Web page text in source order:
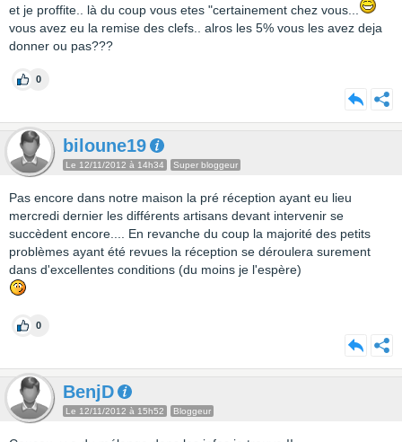
et je proffite.. là du coup vous etes "certainement chez vous...
vous avez eu la remise des clefs.. alros les 5% vous les avez deja
donner ou pas???
0
biloune19
Le 12/11/2012 à 14h34 Super bloggeur
Pas encore dans notre maison la pré réception ayant eu lieu
mercredi dernier les différents artisans devant intervenir se
succèdent encore.... En revanche du coup la majorité des petits
problèmes ayant été revues la réception se déroulera surement
dans d'excellentes conditions (du moins je l'espère)
0
BenjD
Le 12/11/2012 à 15h52 Bloggeur